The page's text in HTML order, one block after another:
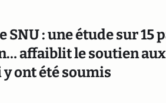
SNU : une étude sur 15
affaiblit le soutien
ont été soumis